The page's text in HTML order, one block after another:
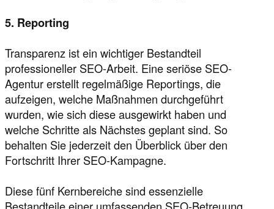
5. Reporting
Transparenz ist ein wichtiger Bestandteil
professioneller SEO-Arbeit. Eine seriöse SEO-
Agentur erstellt regelmäßige Reportings, die
aufzeigen, welche Maßnahmen durchgeführt
wurden, wie sich diese ausgewirkt haben und
welche Schritte als Nächstes geplant sind. So
behalten Sie jederzeit den Überblick über den
Fortschritt Ihrer SEO-Kampagne.
Diese fünf Kernbereiche sind essenzielle
Bestandteile einer umfassenden SEO-Betreuung.